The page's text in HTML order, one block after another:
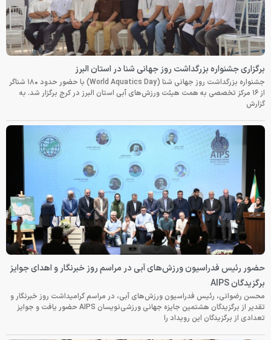
برگزاری جشنواره بزرگداشت روز جهانی شنا در استان البرز
جشنواره بزرگداشت روز جهانی شنا (World Aquatics Day) با حضور حدود ۱۸۰ شناگر
از ۱۶ مرکز تخصصی به همت هیئت ورزش‌های آبی استان البرز در کرج برگزار شد. به
گزارش
حضور رئیس فدراسیون ورزش‌های آبی در مراسم روز خبرنگار و اهدای جوایز
برگزیدگان AIPS
محسن رضوانی، رئیس فدراسیون ورزش‌های آبی، در مراسم گرامیداشت روز خبرنگار و
تقدیر از برگزیدگان هشتمین جایزه جهانی ورزشی‌نویسان AIPS حضور یافت و جوایز
تعدادی از برگزیدگان این رویداد را